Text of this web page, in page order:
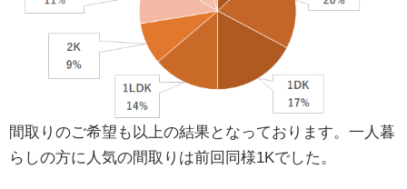
間取りのご希望も以上の結果となっております。一人暮
らしの方に人気の間取りは前回同様1Kでした。